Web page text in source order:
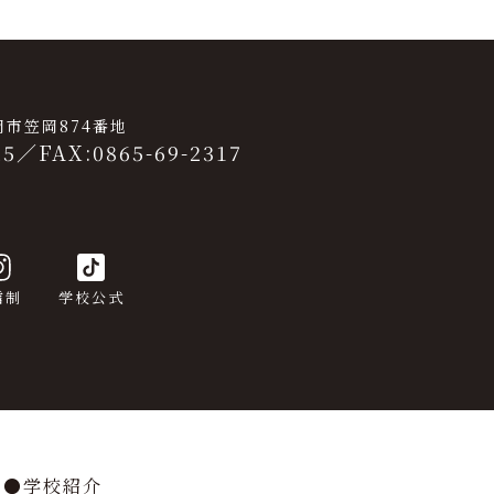
笠岡874番地
／FAX:0865-69-2317
学校公式
学校紹介